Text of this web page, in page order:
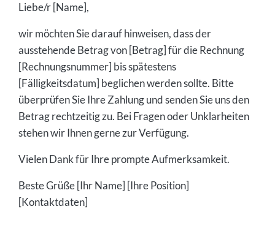
Liebe/r [Name],
wir möchten Sie darauf hinweisen, dass der
ausstehende Betrag von [Betrag] für die Rechnung
[Rechnungsnummer] bis spätestens
[Fälligkeitsdatum] beglichen werden sollte. Bitte
überprüfen Sie Ihre Zahlung und senden Sie uns den
Betrag rechtzeitig zu. Bei Fragen oder Unklarheiten
stehen wir Ihnen gerne zur Verfügung.
Vielen Dank für Ihre prompte Aufmerksamkeit.
Beste Grüße [Ihr Name] [Ihre Position]
[Kontaktdaten]